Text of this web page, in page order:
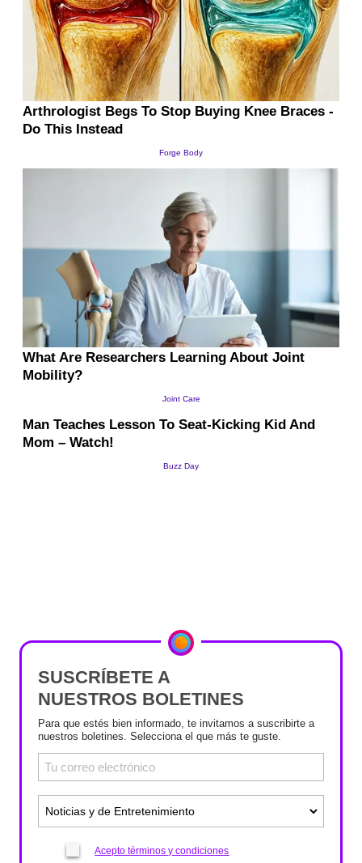
SUSCRÍBETE A
NUESTROS BOLETINES
Para que estés bien informado, te invitamos a suscribirte a
nuestros boletines. Selecciona el que más te guste.
Acepto términos y condiciones